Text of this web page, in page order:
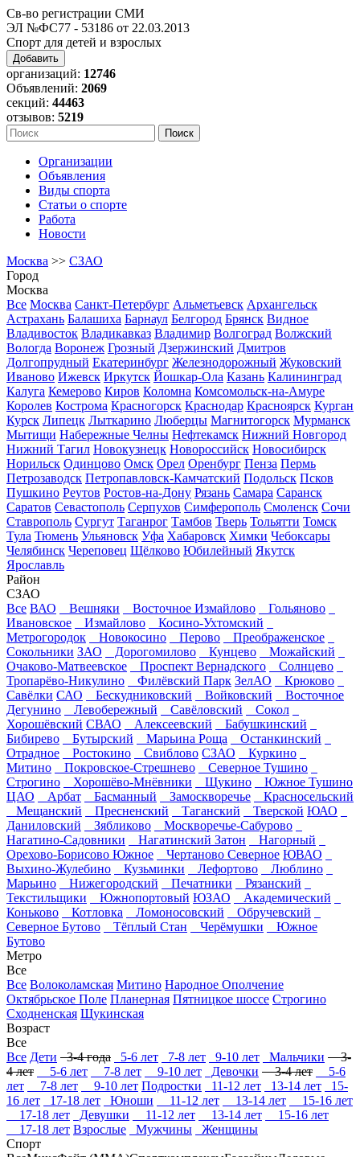
Св-во регистрации СМИ
ЭЛ №ФС77 - 53186 от 22.03.2013
Спорт для детей и взрослых
Добавить
организаций: 12746
Объявлений: 2069
секций: 44463
отзывов: 5219
Организации
Объявления
Виды спорта
Статьи о спорте
Работа
Новости
Москва >> СЗАО
Город
Москва
Все Москва Санкт-Петербург Альметьевск Архангельск
Астрахань Балашиха Барнаул Белгород Брянск Видное
Владивосток Владикавказ Владимир Волгоград Волжский
Вологда Воронеж Грозный Дзержинский Дмитров
Долгопрудный Екатеринбург Железнодорожный Жуковский
Иваново Ижевск Иркутск Йошкар-Ола Казань Калининград
Калуга Кемерово Киров Коломна Комсомольск-на-Амуре
Королев Кострома Красногорск Краснодар Красноярск Курган
Курск Липецк Лыткарино Люберцы Магнитогорск Мурманск
Мытищи Набережные Челны Нефтекамск Нижний Новгород
Нижний Тагил Новокузнецк Новороссийск Новосибирск
Норильск Одинцово Омск Орел Оренбург Пенза Пермь
Петрозаводск Петропавловск-Камчатский Подольск Псков
Пушкино Реутов Ростов-на-Дону Рязань Самара Саранск
Саратов Севастополь Серпухов Симферополь Смоленск Сочи
Ставрополь Сургут Таганрог Тамбов Тверь Тольятти Томск
Тула Тюмень Ульяновск Уфа Хабаровск Химки Чебоксары
Челябинск Череповец Щёлково Юбилейный Якутск
Ярославль
Район
СЗАО
Все ВАО Вешняки Восточное Измайлово
Гольяново
Ивановское
Измайлово
Косино-Ухтомский
Метрогородок
Новокосино Перово
Преображенское
Сокольники ЗАО Дорогомилово Кунцево
Можайский
Очаково-Матвеевское
Проспект Вернадского
Солнцево
Тропарёво-Никулино
Филёвский Парк ЗелАО
Крюково
Савёлки САО Бескудниковский Войковский
Восточное
Дегунино
Левобережный Савёловский
Сокол
Хорошёвский СВАО Алексеевский
Бабушкинский
Бибирево
Бутырский Марьина Роща
Останкинский
Отрадное
Ростокино Свиблово СЗАО
Куркино
Митино
Покровское-Стрешнево
Северное Тушино
Строгино
Хорошёво-Мнёвники Щукино
Южное Тушино
ЦАО
Арбат Басманный Замоскворечье
Красносельский
Мещанский
Пресненский Таганский Тверской ЮАО
Даниловский
Зябликово
Москворечье-Сабурово
Нагатино-Садовники
Нагатинский Затон
Нагорный
Орехово-Борисово Южное
Чертаново Северное ЮВАО
Выхино-Жулебино
Кузьминки Лефортово
Люблино
Марьино
Нижегородский Печатники
Рязанский
Текстильщики
Южнопортовый ЮЗАО
Академический
Коньково
Котловка Ломоносовский
Обручевский
Северное Бутово
Тёплый Стан Черёмушки
Южное
Бутово
Метро
Все
Все Волоколамская Митино Народное Ополчение
Октябрьское Поле Планерная Пятницкое шоссе Строгино
Сходненская Щукинская
Возраст
Все
Все Дети 3-4 года 5-6 лет 7-8 лет 9-10 лет Мальчики 3-
4 лет
5-6 лет 7-8 лет 9-10 лет Девочки 3-4 лет
5-6
лет
7-8 лет 9-10 лет Подростки 11-12 лет 13-14 лет
15-
16 лет
17-18 лет Юноши 11-12 лет 13-14 лет
15-16 лет
17-18 лет
Девушки 11-12 лет 13-14 лет
15-16 лет
17-18 лет Взрослые Мужчины
Женщины
Спорт